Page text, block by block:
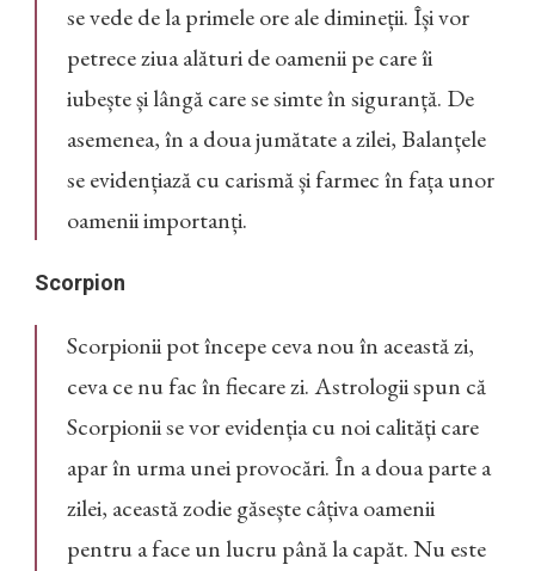
se vede de la primele ore ale dimineții. Își vor
petrece ziua alături de oamenii pe care îi
iubește și lângă care se simte în siguranță. De
asemenea, în a doua jumătate a zilei, Balanțele
se evidențiază cu carismă și farmec în fața unor
oamenii importanți.
Scorpion
Scorpionii pot începe ceva nou în această zi,
ceva ce nu fac în fiecare zi. Astrologii spun că
Scorpionii se vor evidenția cu noi calități care
apar în urma unei provocări. În a doua parte a
zilei, această zodie găsește câțiva oamenii
pentru a face un lucru până la capăt. Nu este